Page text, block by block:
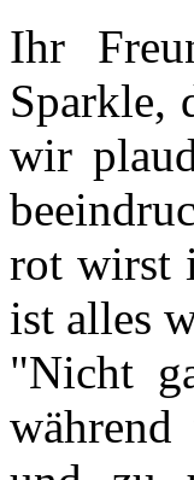
Ihr
Sparkle,
wir
rot wirst
ist alles
"Nicht